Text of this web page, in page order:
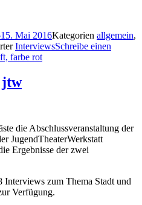
15. Mai 2016Kategorien allgemein,
InterviewsSchreibe einen
farbe rot
jtw
die Abschlussveranstaltung der
JugendTheaterWerkstatt
Ergebnisse der zwei
Interviews zum Thema Stadt und
Verfügung.